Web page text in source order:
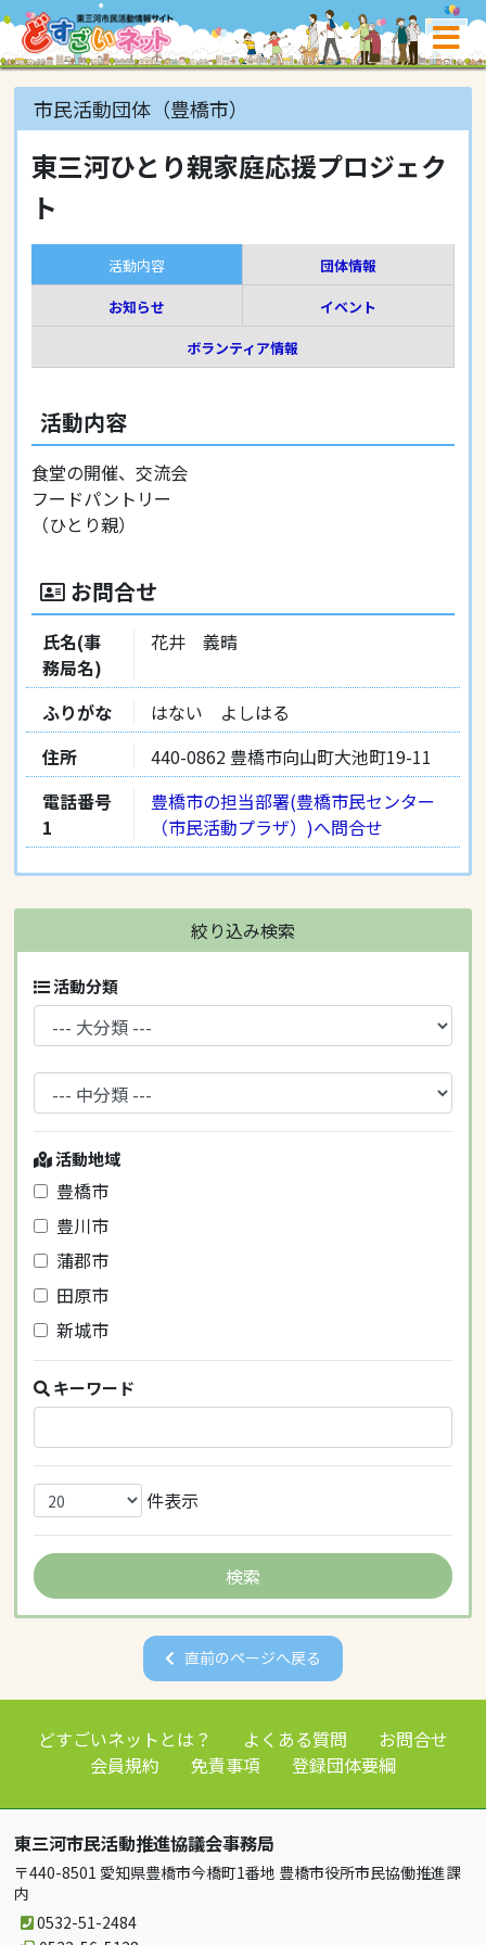
市民活動団体（豊橋市）
東三河ひとり親家庭応援プロジェク
ト
活動内容
団体情報
お知らせ
イベント
ボランティア情報
活動内容
食堂の開催、交流会
フードパントリー
（ひとり親）
お問合せ
氏名(事
務局名)
花井 義晴
ふりがな
はない よしはる
住所
440-0862 豊橋市向山町大池町19-11
電話番号
1
豊橋市の担当部署(豊橋市民センター
（市民活動プラザ）)へ問合せ
絞り込み検索
活動分類
活動地域
豊橋市
豊川市
蒲郡市
田原市
新城市
キーワード
件表示
直前のページへ戻る
どすごいネットとは？ よくある質問
お問合せ
会員規約
免責事項 登録団体要綱
東三河市民活動推進協議会事務局
〒440-8501 愛知県豊橋市今橋町1番地 豊橋市役所市民協働推進課
内
0532-51-2484